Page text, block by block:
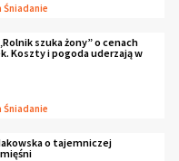
Śniadanie
szuka żony” o cenach
Koszty i pogoda uderzają w
Śniadanie
o tajemniczej